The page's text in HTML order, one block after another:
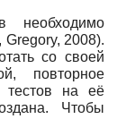
необходимо
Gregory, 2008).
со своей
повторное
тестов на её
Чтобы